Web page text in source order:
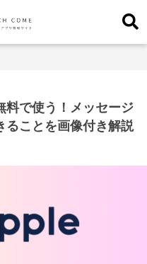
料で使う！メッセージ
ることを画像付き解説